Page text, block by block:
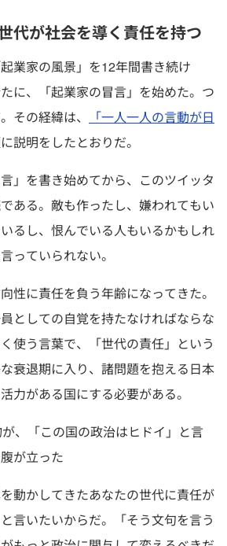
代が社会を導く責任を持つ
業家の風景」を12年間書き続け
に、「起業家の冒言」を始めた。つ
その経緯は、
「一人一人の言動が日
説明をしたとおりだ。
」を書き始めてから、このツイッタ
ある。敵も作ったし、嫌われてもい
るし、恨んでいる人もいるかもしれ
っていられない。
性に責任を負う年齢になってきた。
としての自覚を持たなければならな
使う言葉で、「世代の責任」という
衰退期に入り、諸問題を抱える日本
力がある国にする必要がある。
、「この国の政治はヒドイ」と言
が立った
動かしてきたあなたの世代に責任が
言いたいからだ。「そう文句を言う